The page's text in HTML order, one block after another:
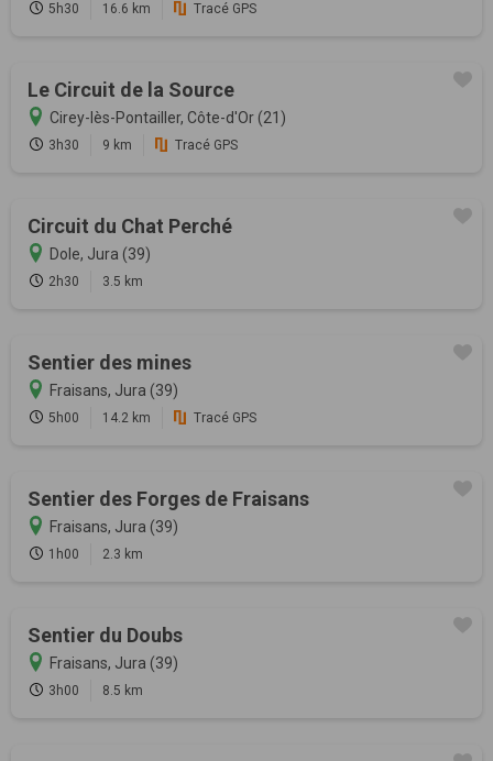
5h30 16.6 km Tracé GPS
Le Circuit de la Source
Cirey-lès-Pontailler, Côte-d'Or (21)
3h30 9 km Tracé GPS
Circuit du Chat Perché
Dole, Jura (39)
2h30 3.5 km
Sentier des mines
Fraisans, Jura (39)
5h00 14.2 km Tracé GPS
Sentier des Forges de Fraisans
Fraisans, Jura (39)
1h00 2.3 km
Sentier du Doubs
Fraisans, Jura (39)
3h00 8.5 km